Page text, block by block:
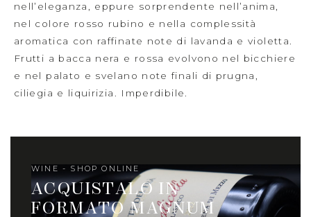
nell’eleganza, eppure sorprendente nell’anima,
nel colore rosso rubino e nella complessità
aromatica con raffinate note di lavanda e violetta.
Frutti a bacca nera e rossa evolvono nel bicchiere
e nel palato e svelano note finali di prugna,
ciliegia e liquirizia. Imperdibile.
WINE - SHOP ONLINE
ACQUISTALO IN
FORMATO MAGNUM